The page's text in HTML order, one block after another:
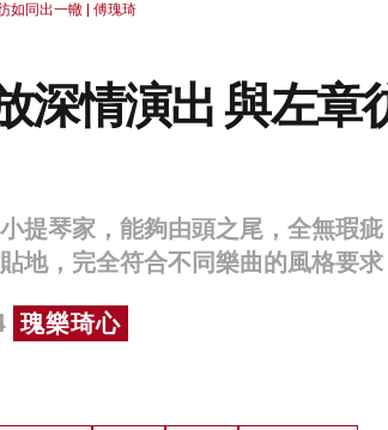
如同出一轍 | 傅瑰琦
深情演出 與左章
提琴家，能夠由頭之尾，全無瑕
地，完全符合不同樂曲的風格要求
瑰樂琦心